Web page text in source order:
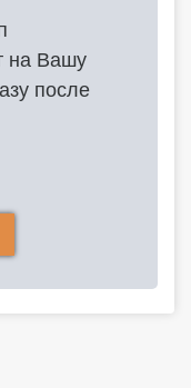
на Вашу
после